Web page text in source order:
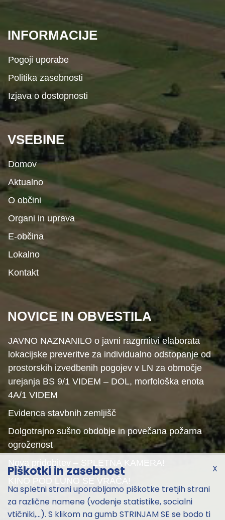
INFORMACIJE
Pogoji uporabe
Politika zasebnosti
Izjava o dostopnosti
VSEBINE
Domov
Aktualno
O občini
Organi in uprava
E-občina
Lokalno
Kontakt
NOVICE IN OBVESTILA
JAVNO NAZNANILO o javni razgrnitvi elaborata
lokacijske preveritve za individualno odstopanje od
prostorskih izvedbenih pogojev v LN za območje
urejanja BS 9/1 VIDEM – DOL, morfološka enota
4A/1 VIDEM
Evidenca stavbnih zemljišč
Dolgotrajno sušno obdobje in povečana požarna
ogroženost
Nova pridobitev – SPLETNA KAMERA!
KINO POD LUNO SE VRAČA!
X
Piškotki in zasebnost
Na spletni strani uporabljamo piškotke tretjih strani
za različne namene (vodenje statistike, socialni
vtičniki,...). S klikom na gumb STRINJAM SE se bodo ti